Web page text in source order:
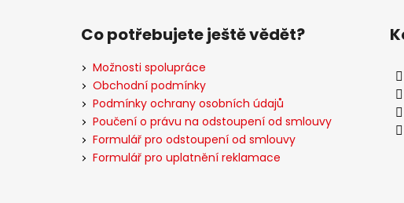
Co potřebujete ještě vědět?
Možnosti spolupráce
Obchodní podmínky
Podmínky ochrany osobních údajů
Poučení o právu na odstoupení od smlouvy
Formulář pro odstoupení od smlouvy
Formulář pro uplatnění reklamace